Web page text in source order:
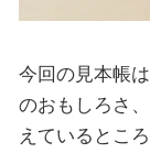
今回の見本帳
のおもしろさ
えているとこ